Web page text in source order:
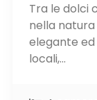
Tra le dolci
nella natura
elegante ed
locali,...